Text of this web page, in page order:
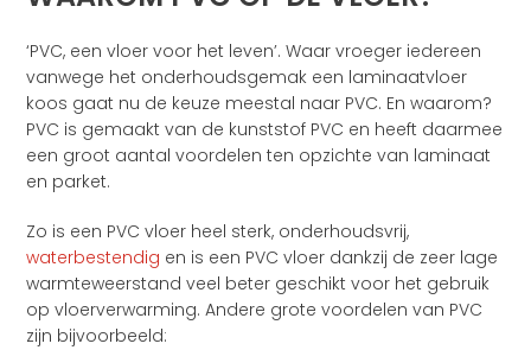
‘PVC, een vloer voor het leven’. Waar vroeger iedereen
vanwege het onderhoudsgemak een laminaatvloer
koos gaat nu de keuze meestal naar PVC. En waarom?
PVC is gemaakt van de kunststof PVC en heeft daarmee
een groot aantal voordelen ten opzichte van laminaat
en parket.
Zo is een PVC vloer heel sterk, onderhoudsvrij,
waterbestendig en is een PVC vloer dankzij de zeer lage
warmteweerstand veel beter geschikt voor het gebruik
op vloerverwarming. Andere grote voordelen van PVC
zijn bijvoorbeeld: